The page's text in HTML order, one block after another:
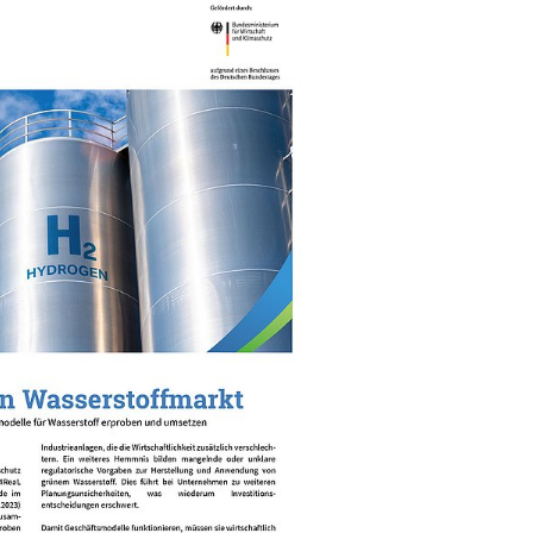
mit dem
marktnahe Lösungen
Wasserstoffwirtschaft in
getestet.